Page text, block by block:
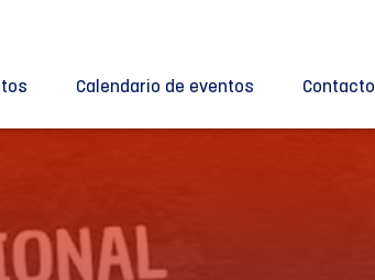
Calendario de eventos Contacto